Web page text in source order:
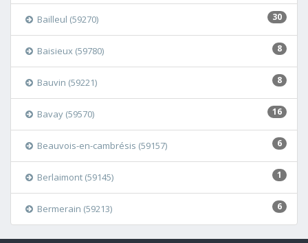
30
Bailleul (59270)
8
Baisieux (59780)
8
Bauvin (59221)
16
Bavay (59570)
6
Beauvois-en-cambrésis (59157)
1
Berlaimont (59145)
6
Bermerain (59213)